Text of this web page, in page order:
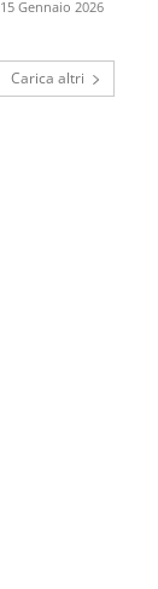
15 Gennaio 2026
Carica altri